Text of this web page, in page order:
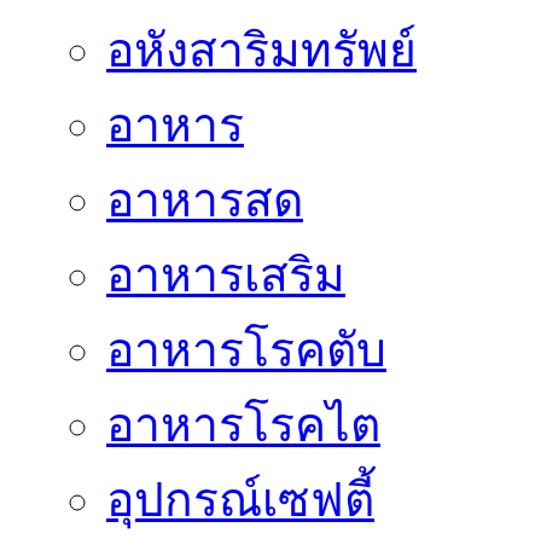
อหังสาริมทรัพย์
อาหาร
อาหารสด
อาหารเสริม
อาหารโรคตับ
อาหารโรคไต
อุปกรณ์เซฟตี้